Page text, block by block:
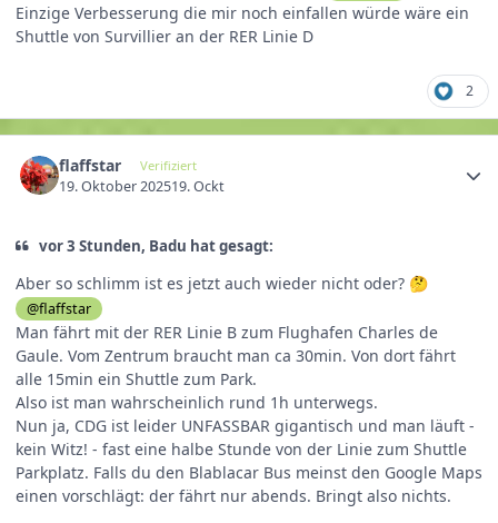
Einzige Verbesserung die mir noch einfallen würde wäre ein
Shuttle von Survillier an der RER Linie D
2
flaffstar Verifiziert
19. Oktober 202519. Ockt
vor 3 Stunden, Badu hat gesagt:
Aber so schlimm ist es jetzt auch wieder nicht oder? 🤔
@flaffstar
Man fährt mit der RER Linie B zum Flughafen Charles de
Gaule. Vom Zentrum braucht man ca 30min. Von dort fährt
alle 15min ein Shuttle zum Park.
Also ist man wahrscheinlich rund 1h unterwegs.
Nun ja, CDG ist leider UNFASSBAR gigantisch und man läuft -
kein Witz! - fast eine halbe Stunde von der Linie zum Shuttle
Parkplatz. Falls du den Blablacar Bus meinst den Google Maps
einen vorschlägt: der fährt nur abends. Bringt also nichts.